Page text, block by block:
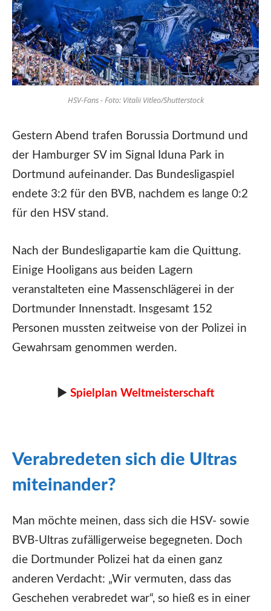
HSV-Fans - Foto: Vitalii Vitleo/Shutterstock
Gestern Abend trafen Borussia Dortmund und
der Hamburger SV im Signal Iduna Park in
Dortmund aufeinander. Das Bundesligaspiel
endete 3:2 für den BVB, nachdem es lange 0:2
für den HSV stand.
Nach der Bundesligapartie kam die Quittung.
Einige Hooligans aus beiden Lagern
veranstalteten eine Massenschlägerei in der
Dortmunder Innenstadt. Insgesamt 152
Personen mussten zeitweise von der Polizei in
Gewahrsam genommen werden.
► Spielplan Weltmeisterschaft
Verabredeten sich die Ultras
miteinander?
Man möchte meinen, dass sich die HSV- sowie
BVB-Ultras zufälligerweise begegneten. Doch
die Dortmunder Polizei hat da einen ganz
anderen Verdacht: „Wir vermuten, dass das
Geschehen verabredet war“, so hieß es in einer